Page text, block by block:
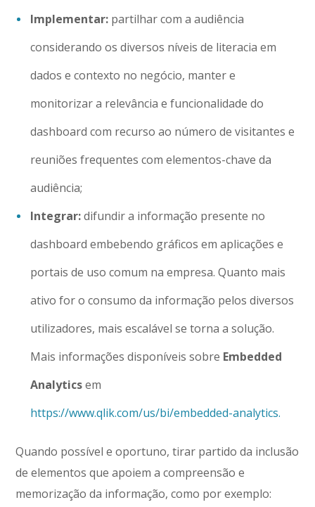
Implementar: partilhar com a audiência
considerando os diversos níveis de literacia em
dados e contexto no negócio, manter e
monitorizar a relevância e funcionalidade do
dashboard com recurso ao número de visitantes e
reuniões frequentes com elementos-chave da
audiência;
Integrar:difundir a informação presente no
dashboard embebendo gráficos em aplicações e
portais de uso comum na empresa. Quanto mais
ativo for o consumo da informação pelos diversos
utilizadores, mais escalável se torna a solução.
Mais informações disponíveis sobre Embedded
Analyticsem
https://www.qlik.com/us/bi/embedded-analytics.
Quando possível e oportuno, tirar partido da inclusão
de elementos que apoiem a compreensão e
memorização da informação, como por exemplo: